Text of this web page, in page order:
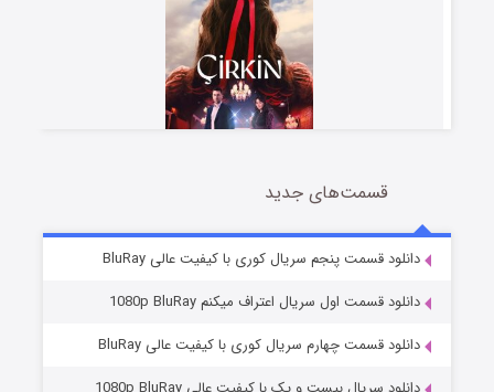
سریال زشت
قسمت2 (زیرنویس) منتشر شد
قسمت‌های جدید
دانلود قسمت پنجم سریال کوری با کیفیت عالی BluRay
دانلود قسمت اول سریال اعتراف میکنم 1080p BluRay
دانلود قسمت چهارم سریال کوری با کیفیت عالی BluRay